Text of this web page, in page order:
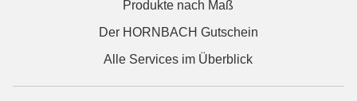
Produkte nach Maß
Der HORNBACH Gutschein
Alle Services im Überblick